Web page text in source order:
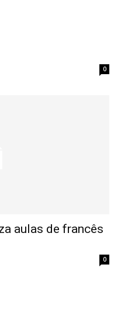
0
aulas de francês
0